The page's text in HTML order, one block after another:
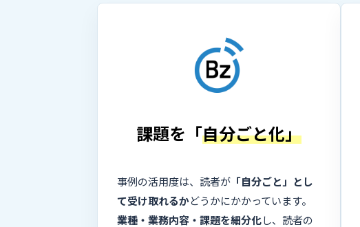
課題を「自分ごと化」
事例の活用度は、読者が 「自分ごと」とし
て受け取れるかどうかにかかっています。
業種・業務内容・課題を細分化し、読者の